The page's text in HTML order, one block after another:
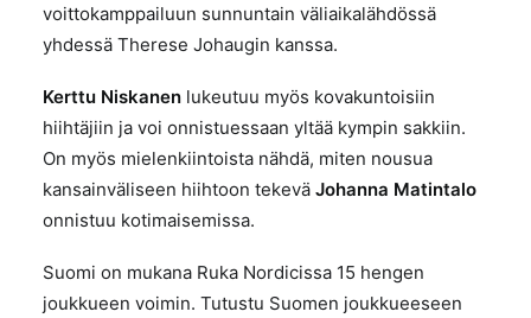
voittokamppailuun sunnuntain väliaikalähdössä
yhdessä Therese Johaugin kanssa.
Kerttu Niskanen lukeutuu myös kovakuntoisiin
hiihtäjiin ja voi onnistuessaan yltää kympin sakkiin.
On myös mielenkiintoista nähdä, miten nousua
kansainväliseen hiihtoon tekevä Johanna Matintalo
onnistuu kotimaisemissa.
Suomi on mukana Ruka Nordicissa 15 hengen
joukkueen voimin. Tutustu Suomen joukkueeseen